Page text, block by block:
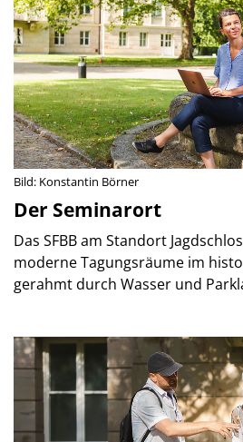
Bild: Konstantin Börner
Der Seminarort
Das SFBB am Standort
moderne Tagungsräume im
gerahmt durch Wasser und